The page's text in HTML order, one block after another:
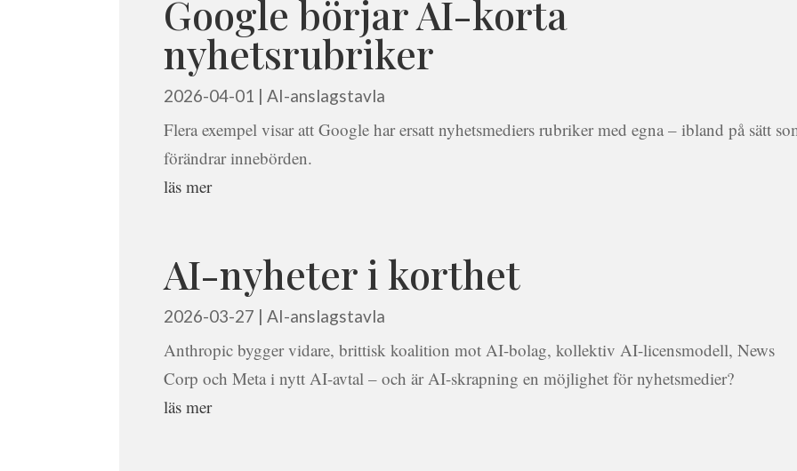
Google börjar AI-korta
nyhetsrubriker
2026-04-01 |AI-anslagstavla
Flera exempel visar att Google har ersatt nyhetsmediers rubriker med egna – ibland på sätt
förändrar innebörden.
läs mer
AI-nyheter i korthet
2026-03-27 |AI-anslagstavla
Anthropic bygger vidare, brittisk koalition mot AI-bolag, kollektiv AI-licensmodell, News
Corp och Meta i nytt AI-avtal – och är AI-skrapning en möjlighet för nyhetsmedier?
läs mer